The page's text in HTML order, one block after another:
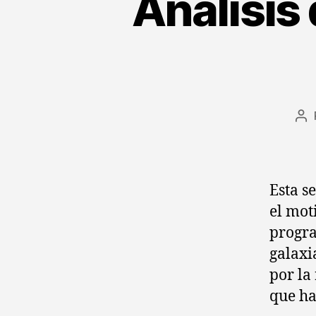
Esta
el
por la
que